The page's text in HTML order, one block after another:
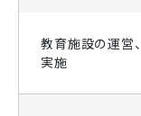
教育施設の運営
実施